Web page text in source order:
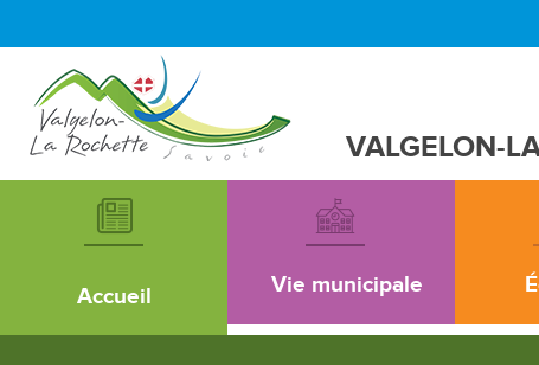
VALGELON-
Accueil Vie municipale